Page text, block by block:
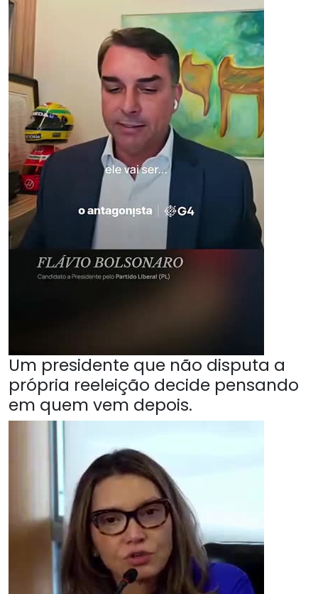
Um presidente que não disputa a
própria reeleição decide pensando
em quem vem depois.